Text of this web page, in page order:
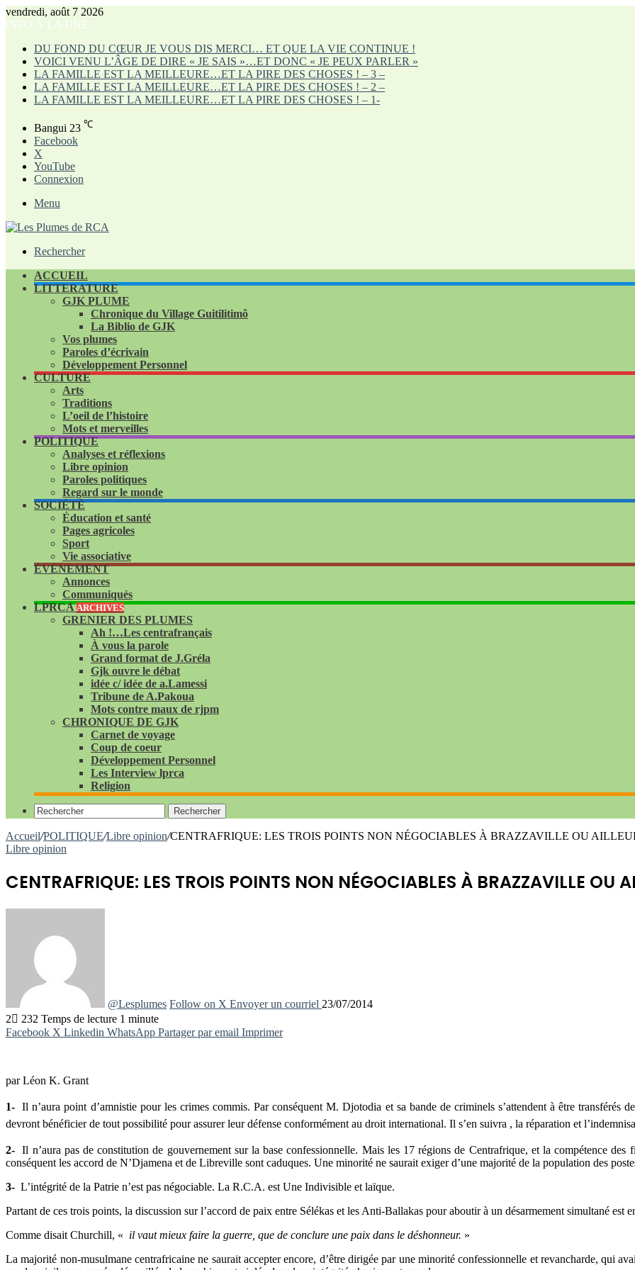
vendredi, août 7 2026
INFO À LA UNE
DU FOND DU CŒUR JE VOUS DIS MERCI… ET QUE LA VIE CONTINUE !
VOICI VENU L’ÂGE DE DIRE « JE SAIS »…ET DONC « JE PEUX PARLER »
LA FAMILLE EST LA MEILLEURE…ET LA PIRE DES CHOSES ! – 3 –
LA FAMILLE EST LA MEILLEURE…ET LA PIRE DES CHOSES ! – 2 –
LA FAMILLE EST LA MEILLEURE…ET LA PIRE DES CHOSES ! – 1-
Bangui 23 ℃
Facebook
X
YouTube
Connexion
Menu
Rechercher
ACCUEIL
LITTERATURE
GJK PLUME
Chronique du Village Guitilitimô
La Biblio de GJK
Vos plumes
Paroles d’écrivain
Développement Personnel
CULTURE
Arts
Traditions
L’oeil de l’histoire
Mots et merveilles
POLITIQUE
Analyses et réflexions
Libre opinion
Paroles politiques
Regard sur le monde
SOCIÉTÉ
Éducation et santé
Pages agricoles
Sport
Vie associative
ÉVÈNEMENT
Annonces
Communiqués
LPRCAARCHIVES
GRENIER DES PLUMES
Ah !…Les centrafrançais
À vous la parole
Grand format de J.Gréla
Gjk ouvre le débat
idée c/ idée de a.Lamessi
Tribune de A.Pakoua
Mots contre maux de rjpm
CHRONIQUE DE GJK
Carnet de voyage
Coup de coeur
Développement Personnel
Les Interview lprca
Religion
Rechercher
Accueil/POLITIQUE/Libre opinion/CENTRAFRIQUE: LES TROIS POINTS NON NÉGOCIABLES À BRAZZAVILLE OU
Libre opinion
CENTRAFRIQUE: LES TROIS POINTS NON NÉGOCIABLES À BRAZZAVILLE OU
@Lesplumes Follow on X Envoyer un courriel 23/07/2014
2
232 Temps de lecture 1 minute
Facebook X Linkedin WhatsApp Partager par email Imprimer
par Léon K. Grant
1- Il n’aura point d’amnistie pour les crimes commis. Par conséquent M. Djotodia et sa bande de criminels s’attendent à être transférés
devront bénéficier de tout possibilité pour assurer leur défense conformément au droit international. Il s’en suivra , la réparation et
2- Il n’aura pas de constitution de gouvernement sur la base confessionnelle. Mais les 17 régions de Centrafrique, et la compétence
conséquent les accord de N’Djamena et de Libreville sont caduques. Une minorité ne saurait exiger d’une majorité de la population des
3- L’intégrité de la Patrie n’est pas négociable. La R.C.A. est Une Indivisible et laïque.
Partant de ces trois points, la discussion sur l’accord de paix entre Sélékas et les Anti-Ballakas pour aboutir à un désarmement simultané est
Comme disait Churchill, « il vaut mieux faire la guerre, que de conclure une paix dans le déshonneur. »
La majorité non-musulmane centrafricaine ne saurait accepter encore, d’être dirigée par une minorité confessionnelle et revancharde, qui